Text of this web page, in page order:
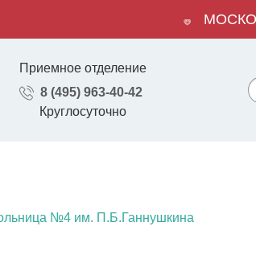
Приемное отделение
8 (495) 963-40-42
Круглосуточно